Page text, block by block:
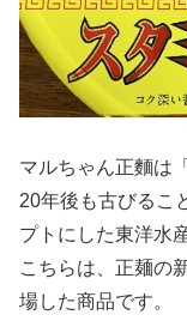
マルちゃん正麵は
20年後も古びるこ
プトにした東洋水
こちらは、正麺の
場した商品です。